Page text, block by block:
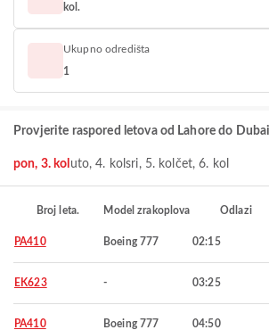
kol.
Ukupno odredišta
1
Provjerite raspored letova od Lahore do Dubai
pon, 3. kol uto, 4. kolsri, 5. kol čet, 6. kol
Broj leta. Model zrakoplova Odlazi
PA410 Boeing 777 02:15
EK623 - 03:25
PA410 Boeing 777 04:50